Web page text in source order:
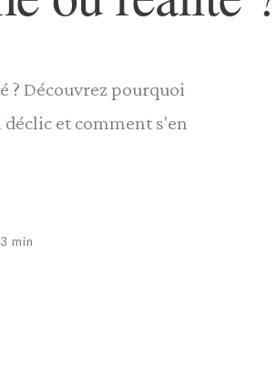
Découvrez pourquoi
et comment s'en
min